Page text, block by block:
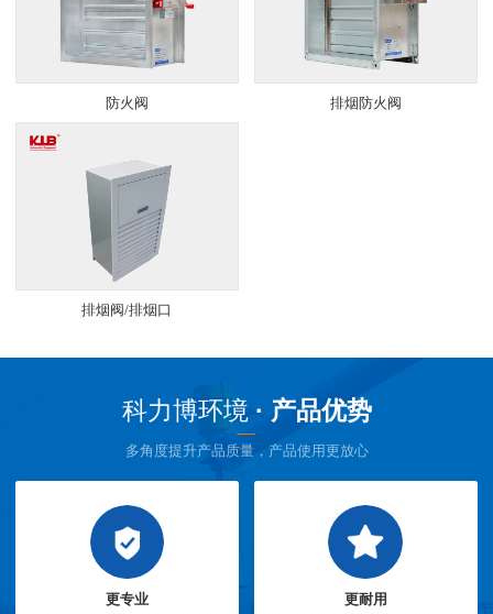
防火阀 排烟防火阀
排烟阀/排烟口
科力博环境 · 产品优势
多角度提升产品质量，产品使用更放心
更专业
更耐用